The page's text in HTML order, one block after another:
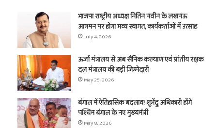
भाजपा राष्ट्रीय अध्यक्ष नितिन नवीन के लखनऊ
आगमन पर होगा भव्य स्वागत, कार्यकर्ताओं में उत्साह
July 4, 2026
ऊर्जा मंत्रालय से अब सैनिक कल्याण एवं प्रांतीय रक्षक
दल मंत्रालय की बड़ी जिम्मेदारी
May 25, 2026
बंगाल में ऐतिहासिक बदलाव! शुभेंदु अधिकारी होंगे
पश्चिम बंगाल के नए मुख्यमंत्री
May 8, 2026